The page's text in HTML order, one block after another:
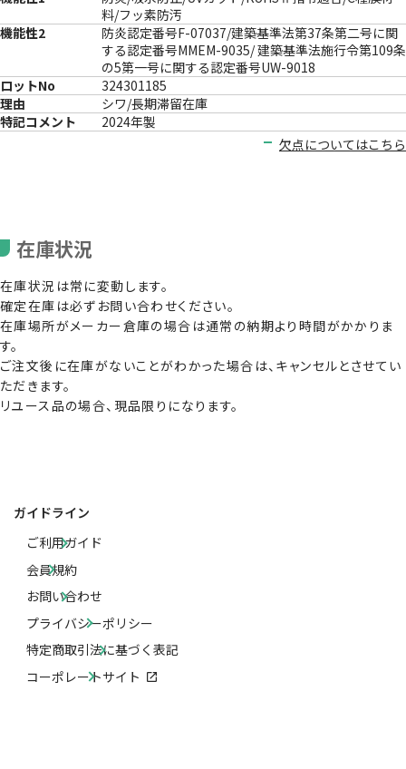
料/フッ素防汚
機能性2
防炎認定番号F-07037/建築基準法第37条第二号に関
する認定番号MMEM-9035/ 建築基準法施行令第109条
の5第一号に関する認定番号UW-9018
ロットNo
324301185
理由
シワ/長期滞留在庫
特記コメント
2024年製
欠点についてはこちら
在庫状況
在庫状況は常に変動します。
確定在庫は必ずお問い合わせください。
在庫場所がメーカー倉庫の場合は通常の納期より時間がかかりま
す。
ご注文後に在庫がないことがわかった場合は、キャンセルとさせてい
ただきます。
リユース品の場合、現品限りになります。
ガイドライン
ご利用ガイド
会員規約
お問い合わせ
プライバシーポリシー
特定商取引法に基づく表記
コーポレートサイト